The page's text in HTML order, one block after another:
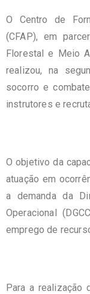
O Centro de
(CFAP), em
Florestal e Meio
realizou, na
socorro e
instrutores e
O objetivo da
atuação em
a demanda da
Operacional
emprego de
Para a realização